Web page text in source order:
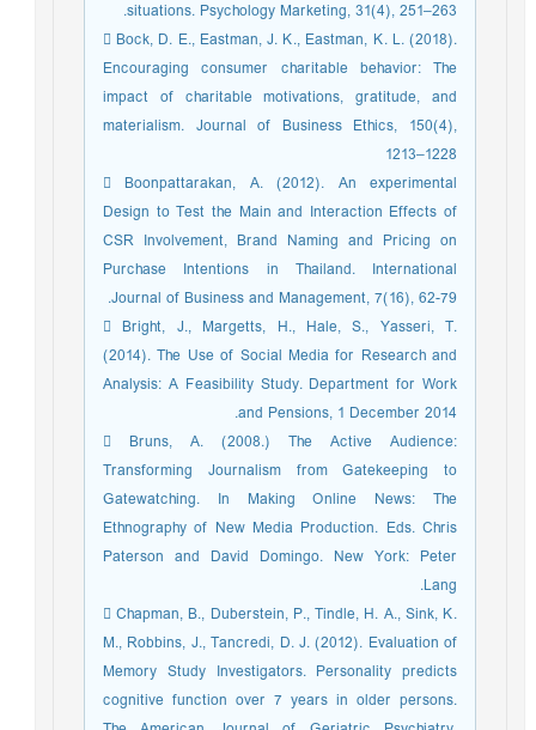
situations. Psychology Marketing, 31(4), 251–263.
 Bock, D. E., Eastman, J. K., Eastman, K. L. (2018).
Encouraging consumer charitable behavior: The
impact of charitable motivations, gratitude, and
materialism. Journal of Business Ethics, 150(4),
1213–1228
 Boonpattarakan, A. (2012). An experimental
Design to Test the Main and Interaction Effects of
CSR Involvement, Brand Naming and Pricing on
Purchase Intentions in Thailand. International
Journal of Business and Management, 7(16), 62-79.
 Bright, J., Margetts, H., Hale, S., Yasseri, T.
(2014). The Use of Social Media for Research and
Analysis: A Feasibility Study. Department for Work
and Pensions, 1 December 2014.
 Bruns, A. (2008.) The Active Audience:
Transforming Journalism from Gatekeeping to
Gatewatching. In Making Online News: The
Ethnography of New Media Production. Eds. Chris
Paterson and David Domingo. New York: Peter
Lang.
 Chapman, B., Duberstein, P., Tindle, H. A., Sink, K.
M., Robbins, J., Tancredi, D. J. (2012). Evaluation of
Memory Study Investigators. Personality predicts
cognitive function over 7 years in older persons.